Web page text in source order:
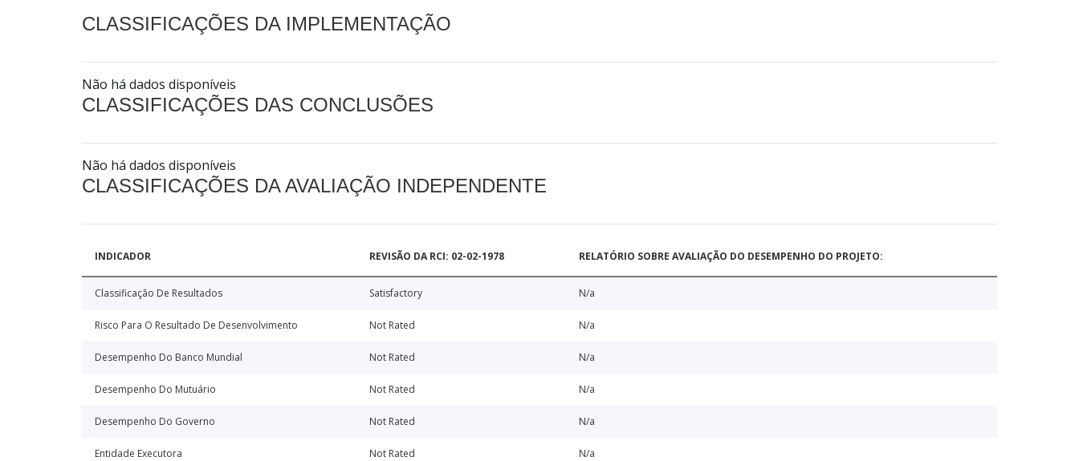
CLASSIFICAÇÕES DA IMPLEMENTAÇÃO
Não há dados disponíveis
CLASSIFICAÇÕES DAS CONCLUSÕES
Não há dados disponíveis
CLASSIFICAÇÕES DA AVALIAÇÃO INDEPENDENTE
INDICADOR REVISÃO DA RCI: 02-02-1978 RELATÓRIO SOBRE AVALIAÇÃO DO DESEMPENHO DO PROJETO:
Classificação De Resultados Satisfactory N/a
Risco Para O Resultado De Desenvolvimento Not Rated N/a
Desempenho Do Banco Mundial Not Rated N/a
Desempenho Do Mutuário Not Rated N/a
Desempenho Do Governo Not Rated N/a
Entidade Executora Not Rated N/a